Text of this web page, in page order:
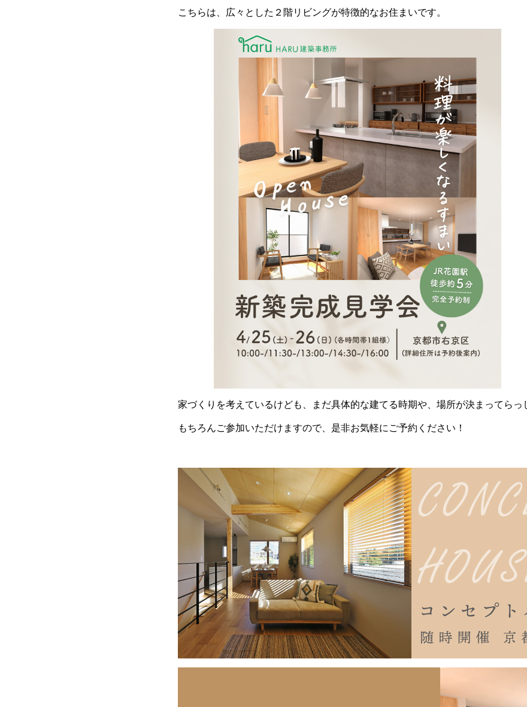
こちらは、広々とした２階リビングが特徴的なお住まいです。
家づくりを考えているけども、まだ具体的な建てる時期や、場所が決まってらっ
もちろんご参加いただけますので、是非お気軽にご予約ください！